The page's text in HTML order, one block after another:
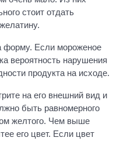
стоит отдать
форму. Если мороженое
вероятность нарушения
продукта на исходе.
на его внешний вид и
быть равномерного
желтого. Чем выше
его цвет. Если цвет